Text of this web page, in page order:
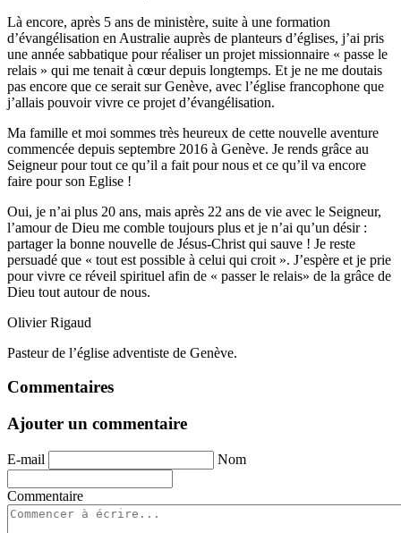
Là encore, après 5 ans de ministère, suite à une formation
d’évangélisation en Australie auprès de planteurs d’églises, j’ai pris
une année sabbatique pour réaliser un projet missionnaire « passe le
relais » qui me tenait à cœur depuis longtemps. Et je ne me doutais
pas encore que ce serait sur Genève, avec l’église francophone que
j’allais pouvoir vivre ce projet d’évangélisation.
Ma famille et moi sommes très heureux de cette nouvelle aventure
commencée depuis septembre 2016 à Genève. Je rends grâce au
Seigneur pour tout ce qu’il a fait pour nous et ce qu’il va encore
faire pour son Eglise !
Oui, je n’ai plus 20 ans, mais après 22 ans de vie avec le Seigneur,
l’amour de Dieu me comble toujours plus et je n’ai qu’un désir :
partager la bonne nouvelle de Jésus-Christ qui sauve ! Je reste
persuadé que « tout est possible à celui qui croit ». J’espère et je prie
pour vivre ce réveil spirituel afin de « passer le relais» de la grâce de
Dieu tout autour de nous.
Olivier Rigaud
Pasteur de l’église adventiste de Genève.
Commentaires
Ajouter un commentaire
E-mail Nom
Commentaire